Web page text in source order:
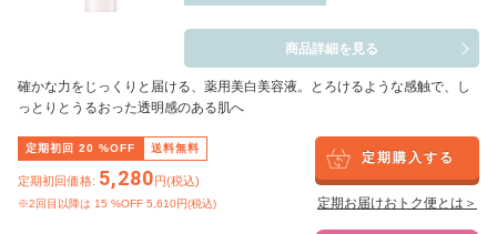
商品詳細を見る
確かな力をじっくりと届ける、薬用美白美容液。とろけるような感触で、し
っとりとうるおった透明感のある肌へ
定期初回 20 %OFF 送料無料
定期初回価格: 5,280円(税込)
※2回目以降は 15 %OFF 5,610円(税込)
定期購入する
定期お届けおトク便とは＞